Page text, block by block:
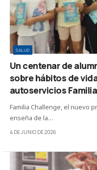
SALUD
Un centenar de
sobre hábitos de
autoservicios Familia
Familia Challenge, el nuevo
enseña de la…
4 DE JUNIO DE 2026